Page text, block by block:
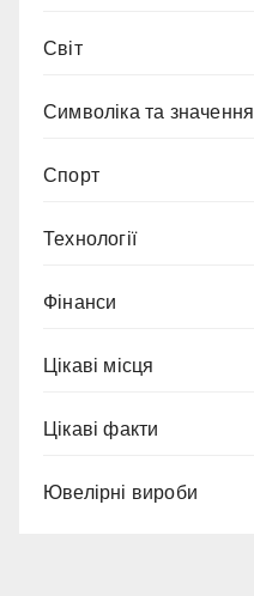
Світ
Символіка та значення
Спорт
Технології
Фінанси
Цікаві місця
Цікаві факти
Ювелірні вироби